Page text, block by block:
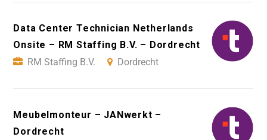
Data Center Technician Netherlands
Onsite – RM Staffing B.V. – Dordrecht
RM Staffing B.V.
Dordrecht
Meubelmonteur – JANwerkt –
Dordrecht